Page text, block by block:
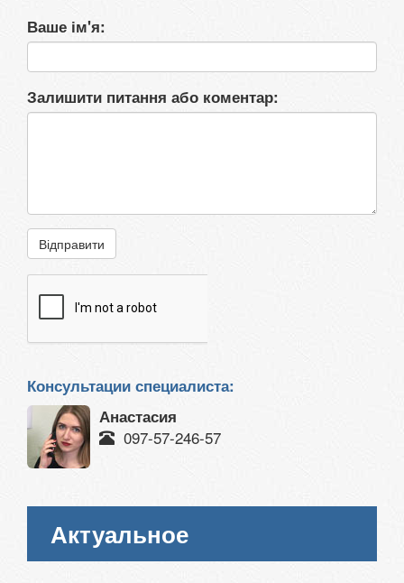
Ваше ім'я:
Залишити питання або коментар:
Відправити
Консультации специалиста:
Анастасия
097-57-246-57
Актуальное